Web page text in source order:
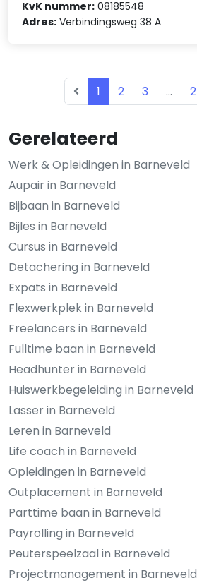
Gerelateerd
Werk & Opleidingen in Barneveld
Aupair in Barneveld
Bijbaan in Barneveld
Bijles in Barneveld
Cursus in Barneveld
Detachering in Barneveld
Expats in Barneveld
Flexwerkplek in Barneveld
Freelancers in Barneveld
Fulltime baan in Barneveld
Headhunter in Barneveld
Huiswerkbegeleiding in Barneveld
Lasser in Barneveld
Leren in Barneveld
Life coach in Barneveld
Opleidingen in Barneveld
Outplacement in Barneveld
Parttime baan in Barneveld
Payrolling in Barneveld
Peuterspeelzaal in Barneveld
Projectmanagement in Barneveld
KvK nummer: 08185548
Adres: Verbindingsweg 38 A
1 2 3 ... 2